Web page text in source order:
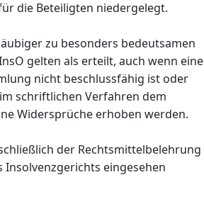
die Beteiligten niedergelegt.
zu besonders bedeutsamen
gelten als erteilt, auch wenn eine
nicht beschlussfähig ist oder
schriftlichen Verfahren dem
Widersprüche erhoben werden.
der Rechtsmittelbelehrung
Insolvenzgerichts eingesehen